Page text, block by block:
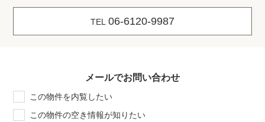
TEL 06-6120-9987
メールでお問い合わせ
この物件を内覧したい
この物件の空き情報が知りたい